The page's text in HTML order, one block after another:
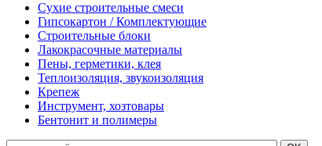
Сухие строительные смеси
Гипсокартон / Комплектующие
Строительные блоки
Лакокрасочные материалы
Пены, герметики, клея
Теплоизоляция, звукоизоляция
Крепеж
Инструмент, хозтовары
Бентонит и полимеры